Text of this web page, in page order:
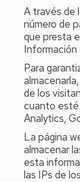
A través de
número de
que presta
Información
Para
de los
cuanto esté
Analytics,
La página
almacenar
esta
las IPs de